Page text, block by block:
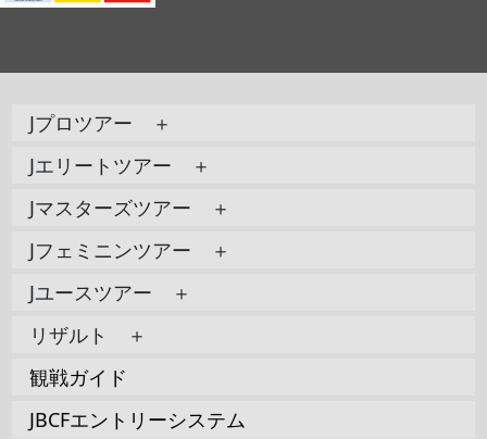
Jプロツアー ＋
Jエリートツアー ＋
Jマスターズツアー ＋
Jフェミニンツアー ＋
Jユースツアー ＋
リザルト ＋
観戦ガイド
JBCFエントリーシステム